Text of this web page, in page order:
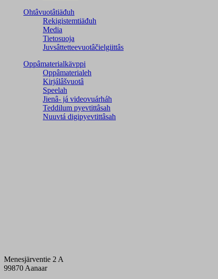
Ohtâvuotâtiäđuh
Rekigistemtiäđuh
Media
Tietosuoja
Juvsâttetteevuotâčielgiittâs
Oppâmaterialkävppi
Oppâmaterialeh
Kirjálâšvuotâ
Speelah
Jienâ- já videovuárháh
Teddilum pyevtittâsah
Nuuvtá digipyevtittâsah
Menesjärventie 2 A
99870 Aanaar